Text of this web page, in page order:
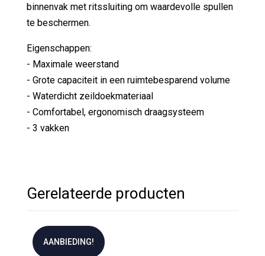
binnenvak met ritssluiting om waardevolle spullen
te beschermen.
Eigenschappen:
- Maximale weerstand
- Grote capaciteit in een ruimtebesparend volume
- Waterdicht zeildoekmateriaal
- Comfortabel, ergonomisch draagsysteem
- 3 vakken
Gerelateerde producten
AANBIEDING!